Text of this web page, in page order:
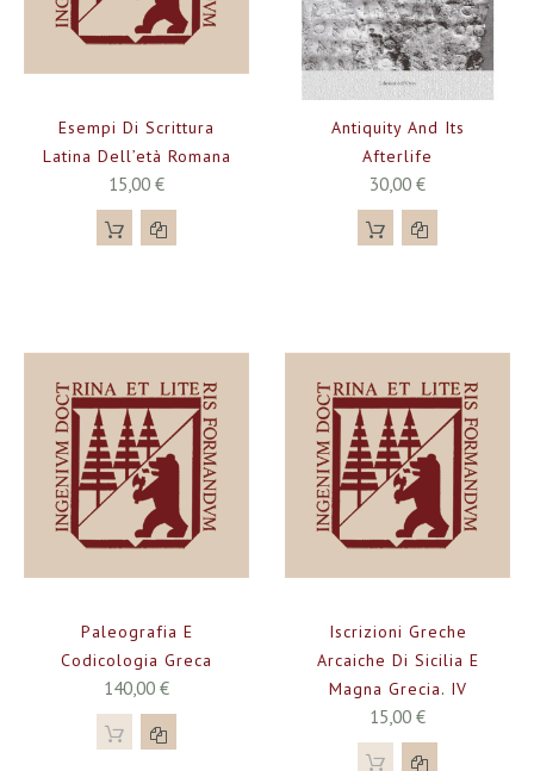
Esempi Di Scrittura
Latina Dell’età Romana
15,00 €
Antiquity And Its
Afterlife
30,00 €
Paleografia E
Codicologia Greca
140,00 €
Iscrizioni Greche
Arcaiche Di Sicilia E
Magna Grecia. IV
15,00 €